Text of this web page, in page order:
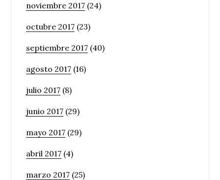
noviembre 2017 (24)
octubre 2017 (23)
septiembre 2017 (40)
agosto 2017 (16)
julio 2017 (8)
junio 2017 (29)
mayo 2017 (29)
abril 2017 (4)
marzo 2017 (25)